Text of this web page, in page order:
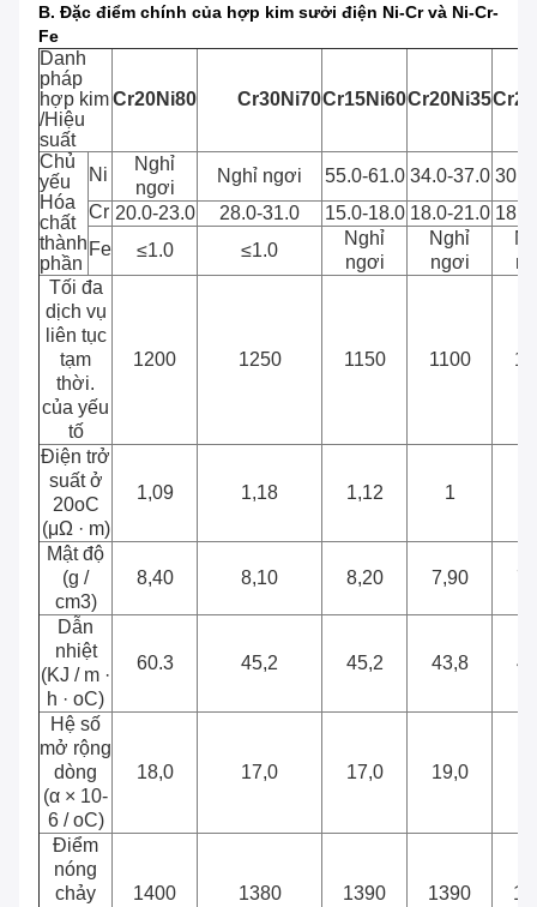
B. Đặc điểm chính của hợp kim sưởi điện Ni-Cr và Ni-Cr-
Fe
Danh
pháp
hợp kim
/Hiệu
suất
Cr20Ni80 Cr30Ni70Cr15Ni60Cr20Ni35
Chủ
yếu
Hóa
chất
thành
phần
Ni
Nghỉ
ngơi
Nghỉ ngơi 55.0-61.0 34.0-37.0
Cr 20.0-23.0 28.0-31.0 15.0-18.0 18.0-21.0
Fe
≤1.0 ≤1.0
Nghỉ
ngơi
Nghỉ
ngơi
Tối đa
dịch vụ
liên tục
tạm
thời.
của yếu
tố
1200 1250 1150 1100
Điện trở
suất ở
20oC
(μΩ · m)
1,09 1,18 1,12 1
Mật độ
(g /
cm3)
8,40 8,10 8,20 7,90
Dẫn
nhiệt
(KJ / m ·
h · oC)
60.3 45,2 45,2 43,8
Hệ số
mở rộng
dòng
(α × 10-
6 / oC)
18,0 17,0 17,0 19,0
Điểm
nóng
chảy
1400 1380 1390 1390